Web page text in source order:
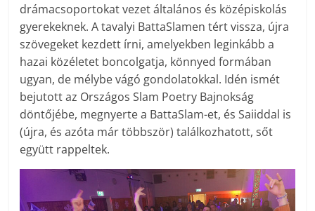
drámacsoportokat vezet általános és középiskolás
gyerekeknek. A tavalyi BattaSlamen tért vissza, újra
szövegeket kezdett írni, amelyekben leginkább a
hazai közéletet boncolgatja, könnyed formában
ugyan, de mélybe vágó gondolatokkal. Idén ismét
bejutott az Országos Slam Poetry Bajnokság
döntőjébe, megnyerte a BattaSlam-et, és Saiiddal is
(újra, és azóta már többször) találkozhatott, sőt
együtt rappeltek.